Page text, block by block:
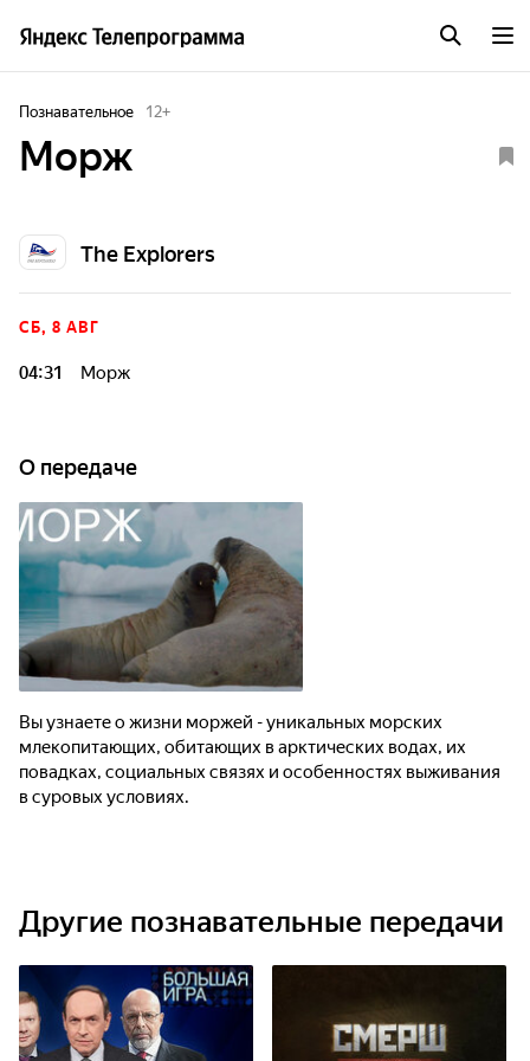
Познавательное 12+
Морж
The Explorers
СБ, 8 АВГ
04:31 Морж
О передаче
Вы узнаете о жизни моржей - уникальных морских
млекопитающих, обитающих в арктических водах, их
повадках, социальных связях и особенностях выживания
в суровых условиях.
Другие познавательные передачи